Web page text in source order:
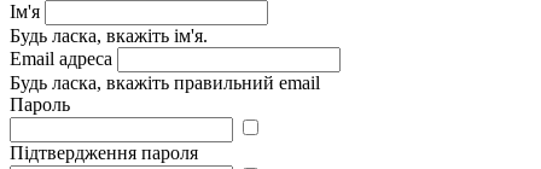
Ім'я
Будь ласка, вкажіть ім'я.
Email адреса
Будь ласка, вкажіть правильний email
Пароль
Підтвердження пароля